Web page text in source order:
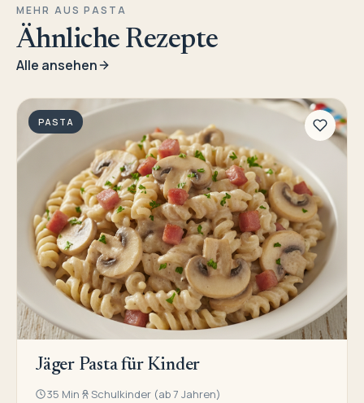
MEHR AUS PASTA
Ähnliche Rezepte
Alle ansehen
PASTA
Jäger Pasta für Kinder
35 Min Schulkinder (ab 7 Jahren)